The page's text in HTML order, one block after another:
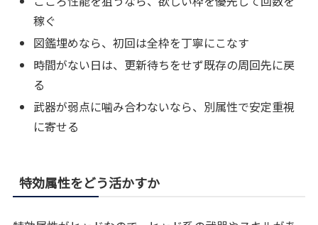
稼ぐ
図鑑埋めなら、初回は全枠を丁寧にこなす
時間がない日は、更新待ちをせず既存の周回先に戻
る
武器が弱点に噛み合わないなら、別属性で安定重視
に寄せる
特効属性をどう活かすか